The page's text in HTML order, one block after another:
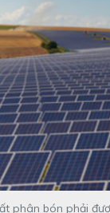
phân bón phải